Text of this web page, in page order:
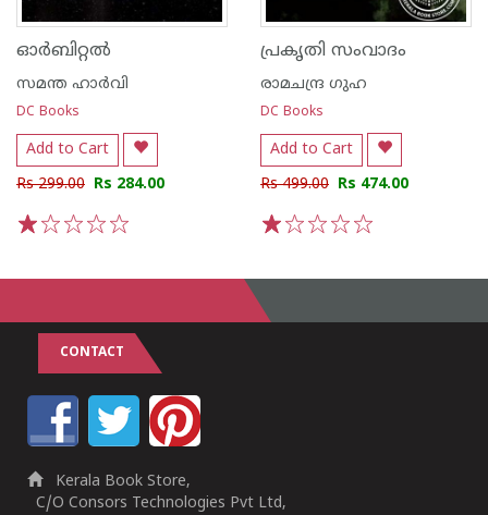
ഓർബിറ്റൽ
സമന്ത ഹാർവി
DC Books
Add to Cart
Rs 299.00 Rs 284.00
പ്രകൃതി സംവാദം
രാമചന്ദ്ര ഗുഹ
DC Books
Add to Cart
Rs 499.00 Rs 474.00
CONTACT
Kerala Book Store,
C/O Consors Technologies Pvt Ltd,